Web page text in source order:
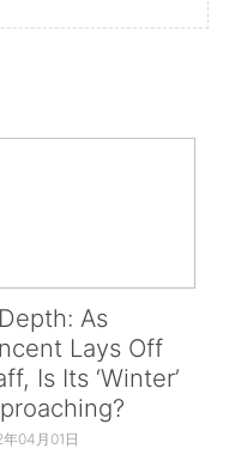
As
Lays Off
Is Its ‘Winter’
04月01日